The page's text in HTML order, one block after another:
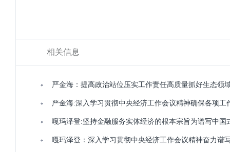
相关信息
严金海：提高政治站位压实工作责任高质量抓好生态领
严金海:深入学习贯彻中央经济工作会议精神确保各项工
嘎玛泽登:坚持金融服务实体经济的根本宗旨为谱写中国
嘎玛泽登：深入学习贯彻中央经济工作会议精神奋力谱